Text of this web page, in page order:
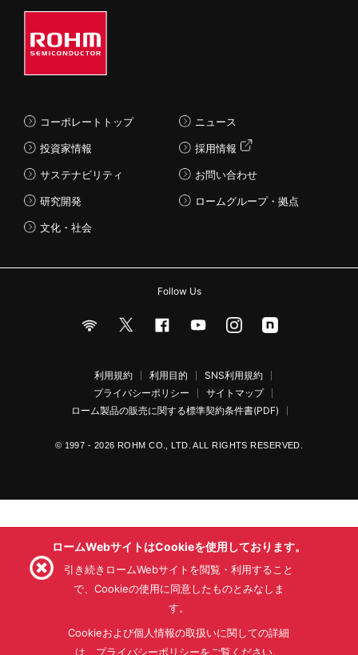
コーポレートトップ
投資家情報
サステナビリティ
研究開発
文化・社会
ニュース
採用情報
お問い合わせ
ロームグループ・拠点
Follow Us
利用規約 利用目的
SNS利用規約
プライバシーポリシー
サイトマップ
ローム製品の販売に関する標準契約条件書(PDF)
© 1997 - 2026 ROHM CO., LTD. ALL RIGHTS RESERVED.
ロームWebサイトはCookieを使用しております。
引き続きロームWebサイトを閲覧・利用すること
で、Cookieの使用に同意したものとみなしま
す。
Cookieおよび個人情報の取扱いに関しての詳細
は、プライバシーポリシーをご覧ください。